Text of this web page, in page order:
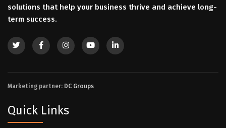
solutions that help your business thrive and achieve long-
term success.
Marketing partner: DC Groups
Quick Links